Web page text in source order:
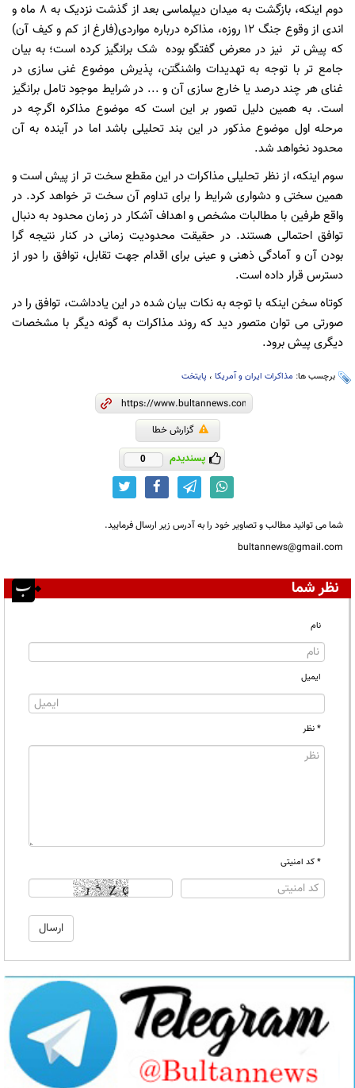
دوم اینکه، بازگشت به میدان دیپلماسی بعد از گذشت نزدیک به ۸ ماه و
اندی از وقوع جنگ ۱۲ روزه، مذاکره درباره مواردی(فارغ از کم و کیف آن)
که پیش تر نیز در معرض گفتگو بوده شک برانگیز کرده است؛ به بیان
جامع تر با توجه به تهدیدات واشنگتن، پذیرش موضوع غنی سازی در
غنای هر چند درصد یا خارج سازی آن و ... در شرایط موجود تامل برانگیز
است. به همین دلیل تصور بر این است که موضوع مذاکره اگرچه در
مرحله اول موضوع مذکور در این بند تحلیلی باشد اما در آینده به آن
محدود نخواهد شد.
سوم اینکه، از نظر تحلیلی مذاکرات در این مقطع سخت تر از پیش است و
همین سختی و دشواری شرایط را برای تداوم آن سخت تر خواهد کرد. در
واقع طرفین با مطالبات مشخص و اهداف آشکار در زمان محدود به دنبال
توافق احتمالی هستند. در حقیقت محدودیت زمانی در کنار نتیجه گرا
بودن آن و آمادگی ذهنی و عینی برای اقدام جهت تقابل، توافق را دور از
دسترس قرار داده است.
کوتاه سخن اینکه با توجه به نکات بیان شده در این یادداشت، توافق را در
صورتی می توان متصور دید که روند مذاکرات به گونه دیگر با مشخصات
دیگری پیش برود.
برچسب ها: مذاکرات ایران و آمریکا ، پایتخت
گزارش خطا
پسندیدم 0
شما می توانید مطالب و تصاویر خود را به آدرس زیر ارسال فرمایید.
bultannews@gmail.com
نظر شما
نام
ایمیل
* نظر
* کد امنیتی